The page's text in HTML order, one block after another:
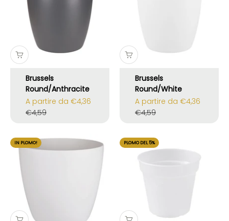
Brussels
Round/Anthracite
Prezzo scontato
A partire da €4,36
Prezzo
€4,59
Brussels
Round/White
Prezzo scontato
A partire da €4,36
Prezzo
€4,59
IN PLOMO! PLOMO DEL 5%